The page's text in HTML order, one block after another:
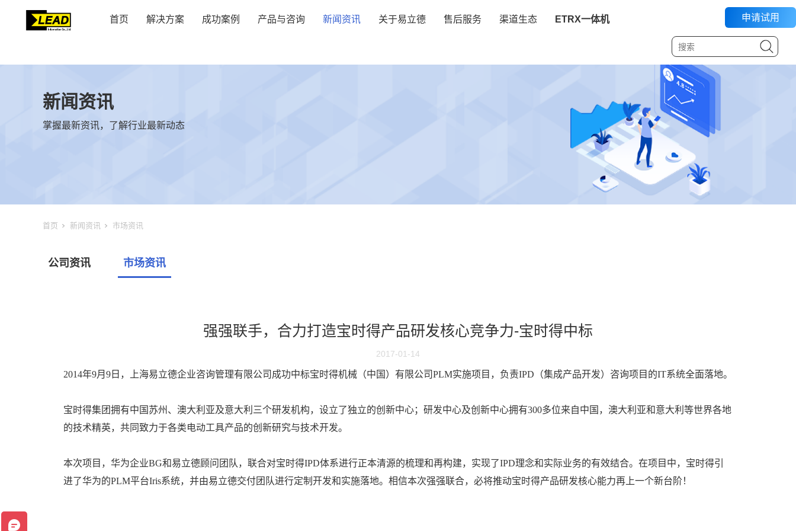
首页 解决方案 成功案例 产品与咨询 新闻资讯 关于易立德 售后服务 渠道生态 ETRX一体机 申请试用
新闻资讯
掌握最新资讯，了解行业最新动态
首页 新闻资讯 市场资讯
公司资讯 市场资讯
强强联手，合力打造宝时得产品研发核心竞争力-宝时得中标
2017-01-14
2014年9月9日，上海易立德企业咨询管理有限公司成功中标宝时得机械（中国）有限公司PLM实施项目，负责IPD（集成产品开发）咨询项目的IT系统全面落地。
宝时得集团拥有中国苏州、澳大利亚及意大利三个研发机构，设立了独立的创新中心；研发中心及创新中心拥有300多位来自中国，澳大利亚和意大利等世界各地
的技术精英，共同致力于各类电动工具产品的创新研究与技术开发。
本次项目，华为企业BG和易立德顾问团队，联合对宝时得IPD体系进行正本清源的梳理和再构建，实现了IPD理念和实际业务的有效结合。在项目中，宝时得引
进了华为的PLM平台Iris系统，并由易立德交付团队进行定制开发和实施落地。相信本次强强联合，必将推动宝时得产品研发核心能力再上一个新台阶！